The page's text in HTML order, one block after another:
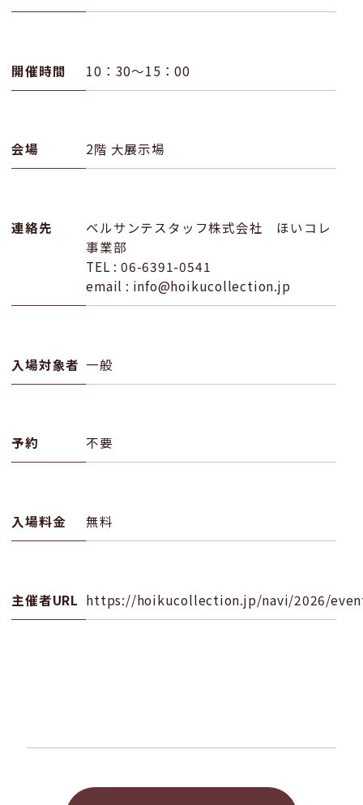
開催時間 10：30〜15：00
会場 2階 大展示場
連絡先
ベルサンテスタッフ株式会社 ほいコレ
事業部
TEL : 06-6391-0541
email : info@hoikucollection.jp
入場対象者 一般
予約 不要
入場料金 無料
主催者URL https://hoikucollection.jp/navi/2026/